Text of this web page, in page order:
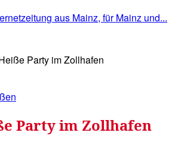
Party im Zollhafen
Party im Zollhafen